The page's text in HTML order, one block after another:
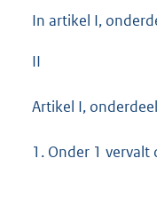
In artikel I,
II
Artikel I,
1. Onder 1 vervalt